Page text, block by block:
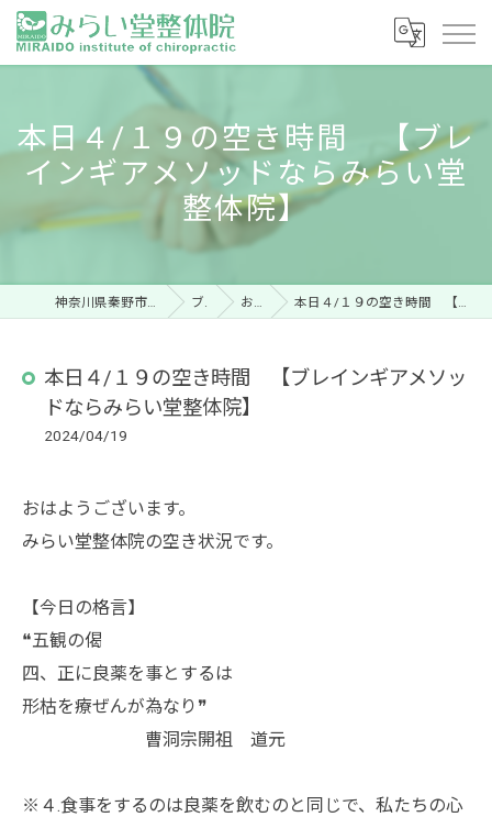
本日４/１９の空き時間 【ブレ
インギアメソッドならみらい堂
整体院】
神奈川県秦野市の整体ならみらい堂整体院 ブログ お知らせ 本日４/１９の空き時間 【ブレインギアメソッドならみらい堂整体院】
本日４/１９の空き時間 【ブレインギアメソッ
ドならみらい堂整体院】
2024/04/19
おはようございます。
みらい堂整体院の空き状況です。
【今日の格言】
❝五観の偈
四、正に良薬を事とするは
形枯を療ぜんが為なり❞
曹洞宗開祖 道元
※４.食事をするのは良薬を飲むのと同じで、私たちの心